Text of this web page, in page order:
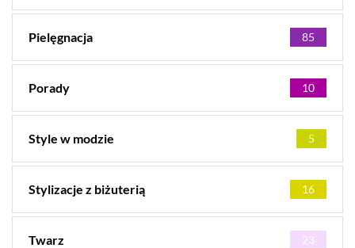
Pielęgnacja 85
Porady 10
Style w modzie 5
Stylizacje z biżuterią 16
Twarz 23